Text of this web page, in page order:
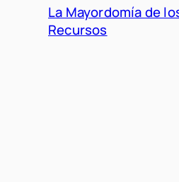
La Mayordomía de
Recursos